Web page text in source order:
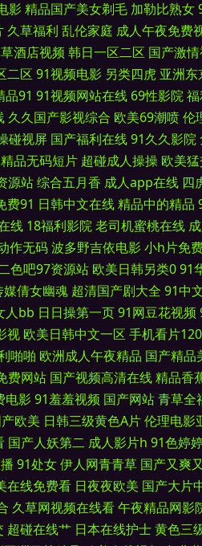
产午夜艹逼 蜜桃91亚洲精选 激情与性爱
狠狠综合色 综合欧美国产日韩 大香蕉伊
合中文网 操射人妖Ts 久久午夜神器 四虎
人 91大神免费网址 www我操欧美 欧美亚
福利影院97 91视频免费入口 国产一二一
的曰韩AV 91超碰人人操 国产乱乱A片 日
场欧美 久草视频福利 亚洲狼人综合 成人
的三级毛片 伊人久久综合精品 韩国精品
在 天天搞穴 超碰在线免费人人 欧美色
费网站看片 91九色123区 日韩淫乱视频
文字幕无线观 岛国动作片 欧美性爱另类
产HD在线 手机在线视91 成人秘密网站
费三级网 久草综合网 91免费线上视频
影精品国产美女剃毛 加勒比熟女
久草福利 乱伦家庭 成人午夜免费
酒店视频 韩日一区二区 国产激
二区 91视频电影 另类四虎 亚洲东
品91 91视频网站在线 69性影院
久久国产影视综合 欧美69潮喷伦
碰视屏 国产福利在线91久久影院
品无码短片 超碰成人操操 欧美
源站综合五月香 成人app在线 四
费91 日韩中文在线精品中的精品
线 18福利影院老司机蜜桃在线
作无码波多野吉依电影小h片免
色吧97资源站 欧美日韩另类091
媒倩女幽魂 超清国产剧大全 91中
人bb 日日操第一页91网豆花视频
视 欧美日韩中文一区 手机看片
啪啪 欧洲成人午夜精品 国产精品
费网站 国产视频高清在线精品香
电影91羞羞视频 国产网站青草全
欧美 日韩三级黄色A片伦理电影
国产人妖第二 成人影片h 91色婷
91处女伊人网青青草 国产又爽
在线免费看 日夜夜欧美 国产大片
久草网视频在线看午夜精品网影
超碰在线艹 日本在线护士黄色三